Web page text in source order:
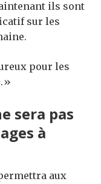
ils sont
sur les
pour les
sera pas
à
aux